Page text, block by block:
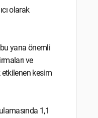
olarak
yana önemli
ve
etkilenen kesim
1,1